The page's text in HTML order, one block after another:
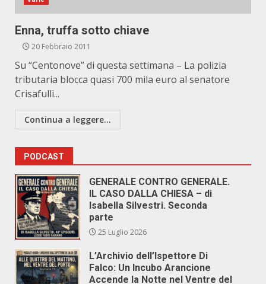
Enna, truffa sotto chiave
20 Febbraio 2011
Su “Centonove” di questa settimana – La polizia
tributaria blocca quasi 700 mila euro al senatore
Crisafulli...
Continua a leggere...
PODCAST
GENERALE CONTRO GENERALE.
IL CASO DALLA CHIESA – di
Isabella Silvestri. Seconda
parte
25 Luglio 2026
L’Archivio dell’Ispettore Di
Falco: Un Incubo Arancione
Accende la Notte nel Ventre del